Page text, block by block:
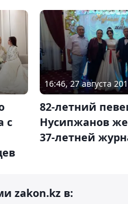
с
16:46, 27 августа
82-летний
Нусипжанов
37-летней
zakon.kz в: